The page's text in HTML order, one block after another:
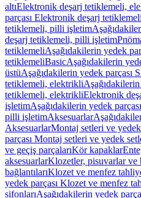
altıElektronik deşarj tetiklemeli,
parçası Elektronik deşarj
tetiklemeli, pilli işletim
deşarj tetiklemeli, pilli işletim
tetiklemeliAşağıdakilerin yedek
tetiklemeliBasicAşağıdakilerin
üstüAşağıdakilerin yedek parçası
tetiklemeli, elektrikli
tetiklemeli, elektrikliElektronik
işletimAşağıdakilerin yedek
pilli işletimAksesuarlar
AksesuarlarMontaj setleri ve
parçası Montaj setleri ve yedek
ve geçiş parçalarıKör kapaklar
aksesuarlarKlozetler, pisuvarlar ve
bağlantılarıKlozet ve menfez
yedek parçası Klozet ve menfez
sifonlarıAşağıdakilerin yedek